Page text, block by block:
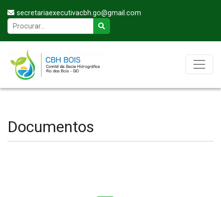
secretariaexecutivacbh.go@gmail.com
Documentos